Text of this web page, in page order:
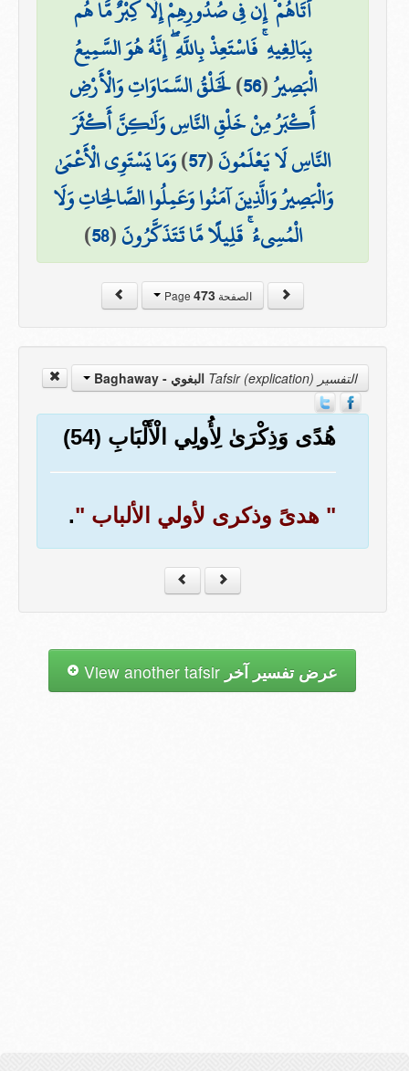
أَتَاهُمْ ۙ إِن فِي صُدُورِهِمْ إِلَّا كِبْرٌ مَّا هُم
بِبَالِغِيهِ ۚ فَاسْتَعِذْ بِاللَّهِ ۖ إِنَّهُ هُوَ السَّمِيعُ
الْبَصِيرُ(
56
)لَخَلْقُ السَّمَاوَاتِ وَالْأَرْضِ
أَكْبَرُ مِنْ خَلْقِ النَّاسِ وَلَٰكِنَّ أَكْثَرَ
النَّاسِ لَا يَعْلَمُونَ(
57
)وَمَا يَسْتَوِي الْأَعْمَىٰ
وَالْبَصِيرُ وَالَّذِينَ آمَنُوا وَعَمِلُوا الصَّالِحَاتِ وَلَا
الْمُسِيءُ ۚ قَلِيلًا مَّا تَتَذَكَّرُونَ(
58
)
الصفحة Page473
التفسير Tafsir (explication) البغوي - Baghaway
هُدًى وَذِكْرَىٰ لِأُولِي الْأَلْبَابِ (54)
" هدىً وذكرى لأولي الألباب ".
عرض تفسير آخر